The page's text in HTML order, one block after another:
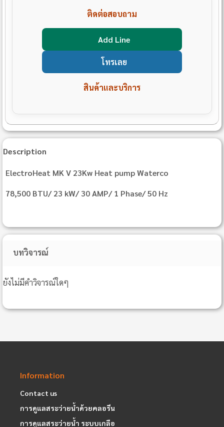
ติดต่อสอบถาม
Add Line
โทรเลย
สินค้าและบริการ
Description
ElectroHeat MK V 23Kw Heat pump Waterco
78,500 BTU/ 23 kW/ 30 AMP/ 1 Phase/ 50 Hz
บทวิจารณ์
ยังไม่มีคำวิจารณ์ใดๆ
Information
Contact us
การดูแลสระว่ายน้ำด้วยคลอรีน
การดูแลสระว่ายน้ำ ระบบเกลือ